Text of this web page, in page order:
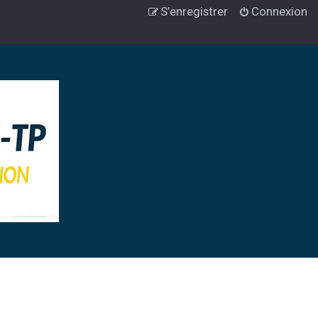
Connexion
S’enregistrer